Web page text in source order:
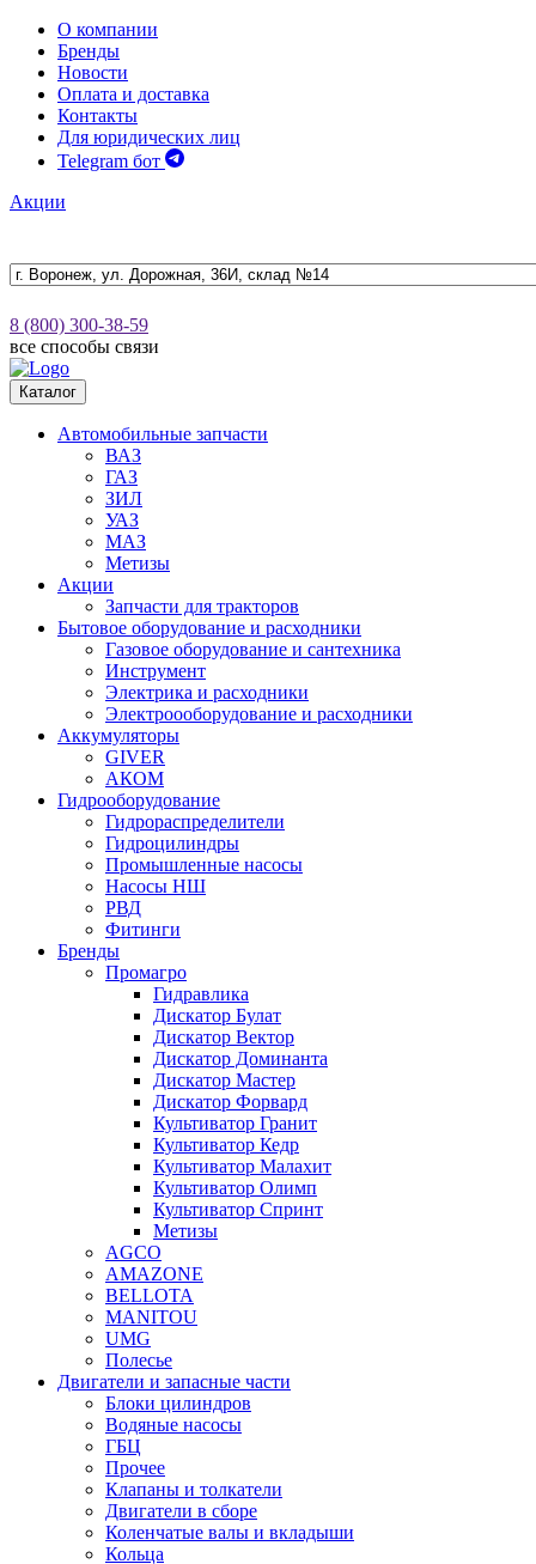
О компании
Бренды
Новости
Оплата и доставка
Контакты
Для юридических лиц
Telegram бот
Акции
8 (800) 300-38-59
все способы связи
Каталог
Автомобильные запчасти
ВАЗ
ГАЗ
ЗИЛ
УАЗ
МАЗ
Метизы
Акции
Запчасти для тракторов
Бытовое оборудование и расходники
Газовое оборудование и сантехника
Инструмент
Электрика и расходники
Электроооборудование и расходники
Аккумуляторы
GIVER
АКОМ
Гидрооборудование
Гидрораспределители
Гидроцилиндры
Промышленные насосы
Насосы НШ
РВД
Фитинги
Бренды
Промагро
Гидравлика
Дискатор Булат
Дискатор Вектор
Дискатор Доминанта
Дискатор Мастер
Дискатор Форвард
Культиватор Гранит
Культиватор Кедр
Культиватор Малахит
Культиватор Олимп
Культиватор Спринт
Метизы
AGCO
AMAZONE
BELLOTA
MANITOU
UMG
Полесье
Двигатели и запасные части
Блоки цилиндров
Водяные насосы
ГБЦ
Прочее
Клапаны и толкатели
Двигатели в сборе
Коленчатые валы и вкладыши
Кольца